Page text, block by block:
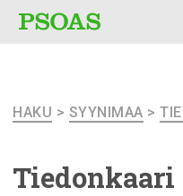
HAKU > SYYNIMAA >
Tiedonkaari